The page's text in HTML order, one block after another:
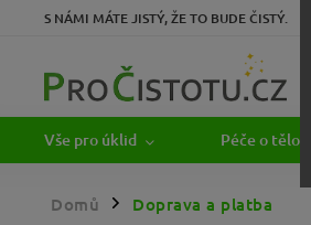
S NÁMI MÁTE JISTÝ, ŽE TO BUDE ČISTÝ.
Vše pro úklid Péče o tělo a
Domů / Doprava a platba